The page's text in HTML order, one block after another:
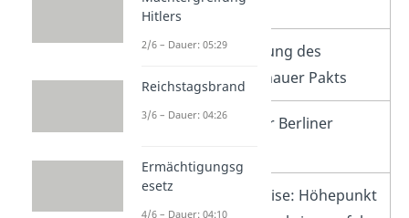
NATO
1955
Gründung des
Warschauer Pakts
1961
Bau der Berliner
1962
Kubakrise: Höhepunkt
Hitlers
2/6 – Dauer: 05:29
Reichstagsbrand
3/6 – Dauer: 04:26
Ermächtigungsg
esetz
4/6 – Dauer: 04:10